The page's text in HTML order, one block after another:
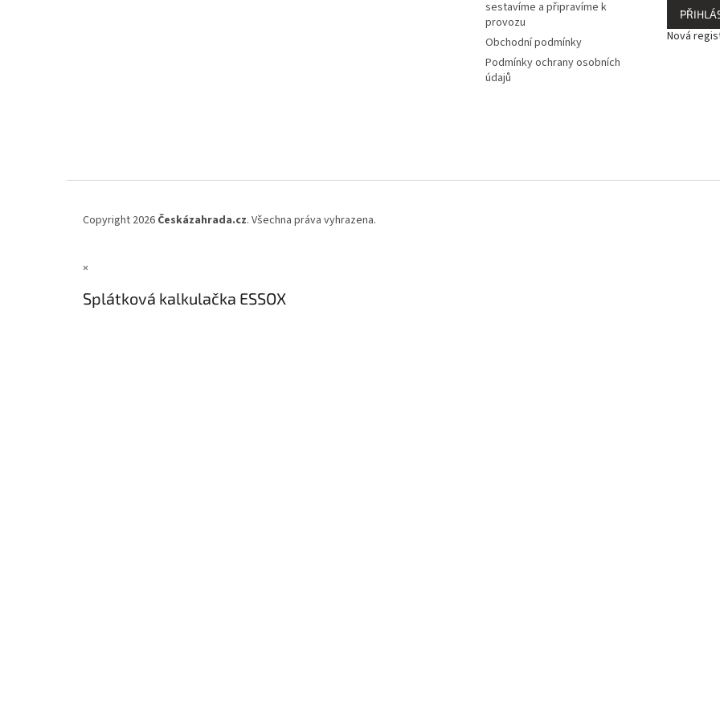
sestavíme a připravíme k
provozu
Obchodní podmínky
Podmínky ochrany osobních
údajů
Nová
Copyright 2026 Českázahrada.cz. Všechna práva vyhrazena.
×
Splátková kalkulačka ESSOX